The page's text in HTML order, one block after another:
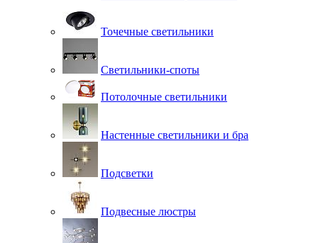
Точечные светильники
Светильники-споты
Потолочные светильники
Настенные светильники и бра
Подсветки
Подвесные люстры